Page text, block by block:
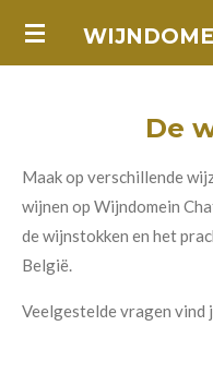
Ga
De
Maak op verschillende
wijnen op Wijndomein
de wijnstokken en het
België.
Veelgestelde vragen vind